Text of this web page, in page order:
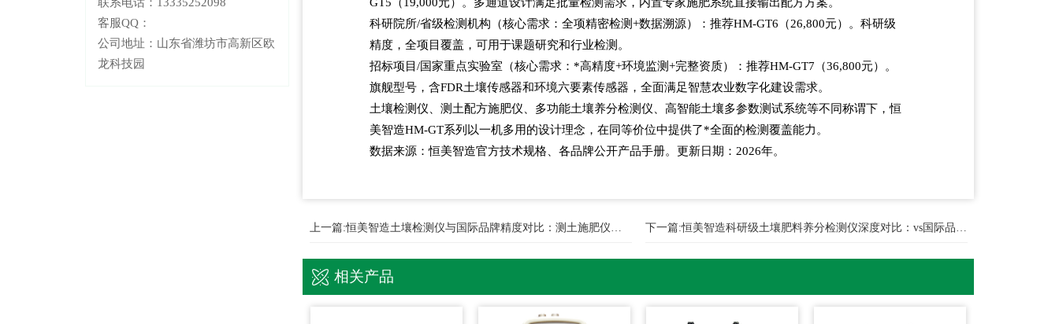
联系电话：13335252098
客服QQ：
公司地址：山东省潍坊市高新区欧
龙科技园
科研院所/省级检测机构（核心需求：全项精密检测+数据溯源）：推荐HM-GT6（26,800元）。科研级
精度，全项目覆盖，可用于课题研究和行业检测。
招标项目/国家重点实验室（核心需求：*高精度+环境监测+完整资质）：推荐HM-GT7（36,800元）。
旗舰型号，含FDR土壤传感器和环境六要素传感器，全面满足智慧农业数字化建设需求。
土壤检测仪、测土配方施肥仪、多功能土壤养分检测仪、高智能土壤多参数测试系统等不同称谓下，恒
美智造HM-GT系列以一机多用的设计理念，在同等价位中提供了*全面的检测覆盖能力。
数据来源：恒美智造官方技术规格、各品牌公开产品手册。更新日期：2026年。
上一篇:恒美智造土壤检测仪与国际品牌精度对比：测土施肥仪核心实力解析 下一篇:恒美智造科研级土壤肥料养分检测仪深度对比：vs国际品牌操作设计
相关产品